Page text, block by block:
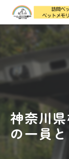
神奈川
の一員